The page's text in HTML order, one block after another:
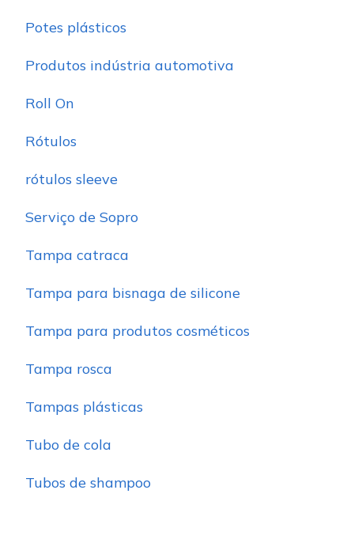
Potes plásticos
Produtos indústria automotiva
Roll On
Rótulos
rótulos sleeve
Serviço de Sopro
Tampa catraca
Tampa para bisnaga de silicone
Tampa para produtos cosméticos
Tampa rosca
Tampas plásticas
Tubo de cola
Tubos de shampoo